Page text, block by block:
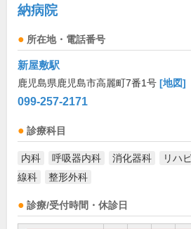
納病院
所在地・電話番号
新屋敷駅
鹿児島県鹿児島市高麗町7番1号 [地図]
099-257-2171
診療科目
内科 呼吸器内科 消化器科 リハ
線科
整形外科
診療/受付時間・休診日